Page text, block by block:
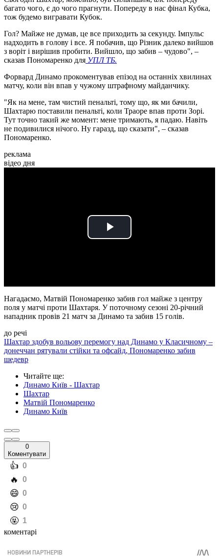
багато чого, є до чого прагнути. Попереду в нас фінал Кубка,
тож будемо вигравати Кубок.
Гол? Майже не думав, це все приходить за секунду. Імпульс
надходить в голову і все. Я побачив, що Різник далеко вийшов
з воріт і вирішив пробити. Вийшло, що забив – чудово", –
сказав Пономаренко для УПЛ ТБ.
Форвард Динамо прокоментував епізод на останніх хвилинах
матчу, коли він впав у чужому штрафному майданчику.
"Як на мене, там чистий пенальті, тому що, як ми бачили,
Шахтарю поставили пенальті, коли Траоре впав проти Зорі.
Тут точно такий же момент: мене тримають, я падаю. Навіть
не подивилися нічого. Ну гаразд, що сказати", – сказав
Пономаренко.
реклама
відео дня
Play
Нагадаємо, Матвій Пономаренко забив гол майже з центру
поля у матчі проти Шахтаря. У поточному сезоні 20-річний
нападник провів 21 матч за Динамо та забив 15 голів.
до речі
Шахтар здобув вольову перемогу над Динамо у Класичному –
донеччан рятували стійки та офсайд, Пономаренко забив
шедевр
Читайте ще:
Динамо Київ - Шахтар
Шахтар
Матвій Пономаренко
Динамо Київ
0
Коментувати
️👍 0
️🔥 0
️😄 0
️😢 0
️🤬 1
коментарі